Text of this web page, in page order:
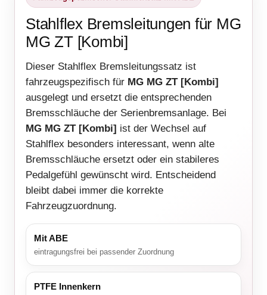
Stahlflex Bremsleitungen für MG
MG ZT [Kombi]
Dieser Stahlflex Bremsleitungssatz ist
fahrzeugspezifisch für MG MG ZT [Kombi]
ausgelegt und ersetzt die entsprechenden
Bremsschläuche der Serienbremsanlage. Bei
MG MG ZT [Kombi] ist der Wechsel auf
Stahlflex besonders interessant, wenn alte
Bremsschläuche ersetzt oder ein stabileres
Pedalgefühl gewünscht wird. Entscheidend
bleibt dabei immer die korrekte
Fahrzeugzuordnung.
Mit ABE
eintragungsfrei bei passender Zuordnung
PTFE Innenkern